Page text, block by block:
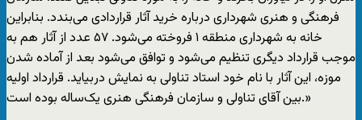
فرهنگی و هنری شهرداری درباره خرید آثار قراردادی می‌بندد. بنابراین
خانه به شهرداری منطقه ۱ فروخته می‌شود. ۵۷ عدد از آثار هم به
موجب قرارداد دیگری تنظیم می‌شود و توافق می‌شود بعد از آماده شدن
موزه، این آثار با نام خود استاد تناولی به نمایش دربیاید. قرارداد اولیه
بین آقای تناولی و سازمان فرهنگی هنری یک‌ساله بوده است.»